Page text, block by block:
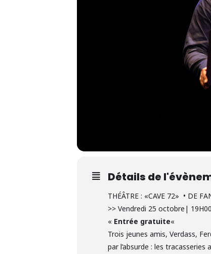
Détails de
THÉÂTRE : «CAVE 72» • DE
>> Vendredi 25 octobre|
« Entrée gratuite«
Trois jeunes amis, Verdass,
par l’absurde : les